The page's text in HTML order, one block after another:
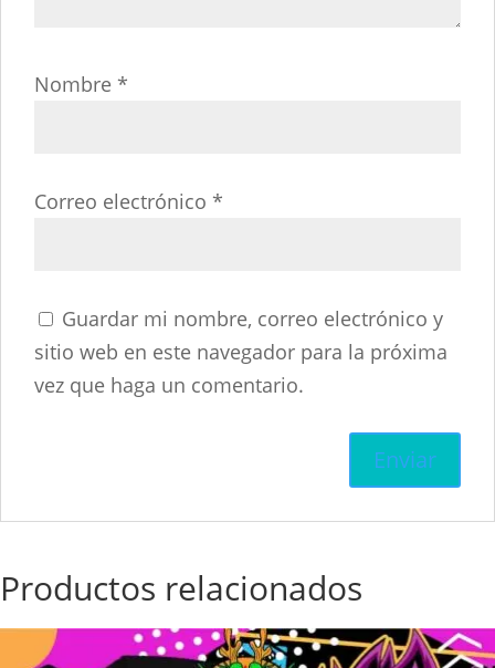
Nombre *
Correo electrónico *
Guardar mi nombre, correo electrónico y
sitio web en este navegador para la próxima
vez que haga un comentario.
Productos relacionados